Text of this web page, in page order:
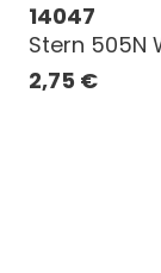
14047
Stern 505N
2,75 €